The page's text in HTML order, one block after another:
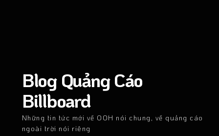
Blog Quảng Cáo
Billboard
Những tin tức mới về OOH nói chung, về quảng cáo
ngoài trời nói riêng